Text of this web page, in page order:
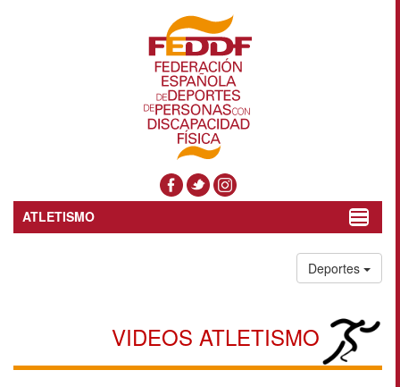
ATLETISMO
Toggle
Deportes
VIDEOS ATLETISMO